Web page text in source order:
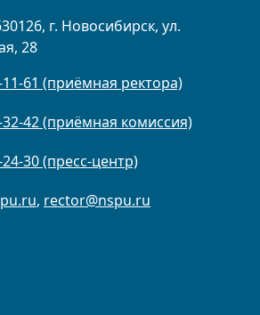
г. Новосибирск, ул.
28
11-61 (приёмная ректора)
32-42 (приёмная комиссия)
30 (пресс-центр)
, rector@nspu.ru